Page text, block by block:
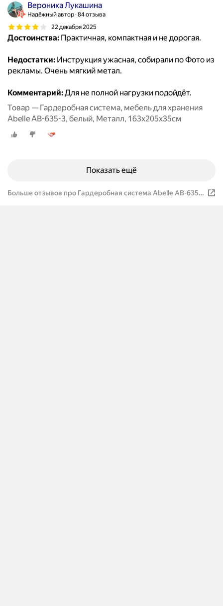
Вероника Лукашина
Надёжный автор 84 отзыва
22 декабря 2025
Достоинства: Практичная, компактная и не дорогая.
Недостатки: Инструкция ужасная, собирали по Фото из
рекламы. Очень мягкий метал.
Комментарий:Для не полной нагрузки подойдёт.
Товар — Гардеробная система, мебель для хранения
Abelle AB-635-3, белый, Металл, 163х205х35см
Показать ещё
Больше отзывов про Гардеробная система Abelle AB-635-